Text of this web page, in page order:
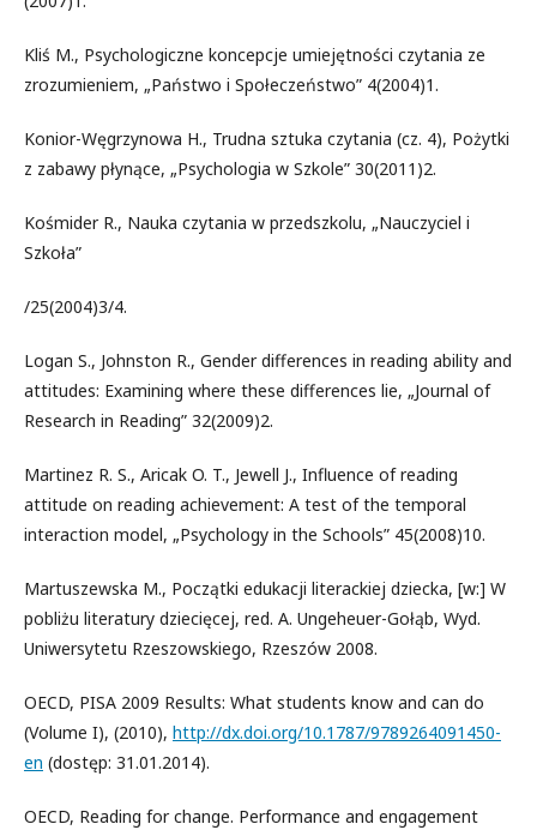
Kliś M., Psychologiczne koncepcje umiejętności czytania ze
zrozumieniem, „Państwo i Społeczeństwo” 4(2004)1.
Konior-Węgrzynowa H., Trudna sztuka czytania (cz. 4), Pożytki
z zabawy płynące, „Psychologia w Szkole” 30(2011)2.
Kośmider R., Nauka czytania w przedszkolu, „Nauczyciel i
Szkoła”
/25(2004)3/4.
Logan S., Johnston R., Gender differences in reading ability and
attitudes: Examining where these differences lie, „Journal of
Research in Reading” 32(2009)2.
Martinez R. S., Aricak O. T., Jewell J., Influence of reading
attitude on reading achievement: A test of the temporal
interaction model, „Psychology in the Schools” 45(2008)10.
Martuszewska M., Początki edukacji literackiej dziecka, [w:] W
pobliżu literatury dziecięcej, red. A. Ungeheuer-Gołąb, Wyd.
Uniwersytetu Rzeszowskiego, Rzeszów 2008.
OECD, PISA 2009 Results: What students know and can do
(Volume I), (2010), http://dx.doi.org/10.1787/9789264091450-
en (dostęp: 31.01.2014).
OECD, Reading for change. Performance and engagement